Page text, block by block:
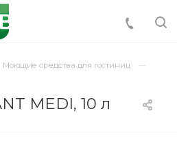
Моющие средства для гостиниц
MEDI, 10 л